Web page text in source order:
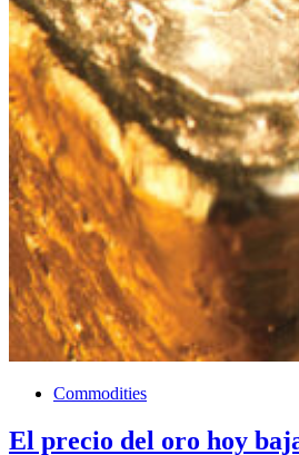
Commodities
El precio del oro hoy